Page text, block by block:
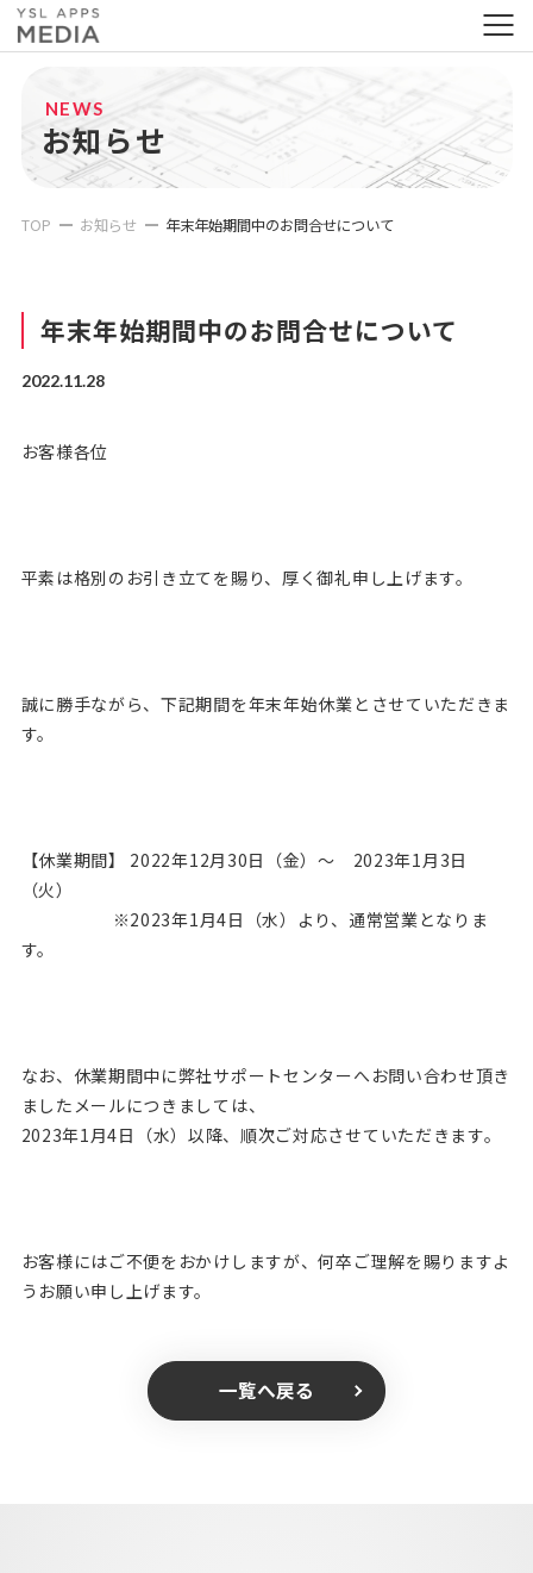
NEWS
お知らせ
TOP お知らせ 年末年始期間中のお問合せについて
年末年始期間中のお問合せについて
2022.11.28
お客様各位
平素は格別のお引き立てを賜り、厚く御礼申し上げます。
誠に勝手ながら、下記期間を年末年始休業とさせていただきま
す。
【休業期間】 2022年12月30日（金）～ 2023年1月3日
（火）
※2023年1月4日（水）より、通常営業となりま
す。
なお、休業期間中に弊社サポートセンターへお問い合わせ頂き
ましたメールにつきましては、
2023年1月4日（水）以降、順次ご対応させていただきます。
お客様にはご不便をおかけしますが、何卒ご理解を賜りますよ
うお願い申し上げます。
一覧へ戻る